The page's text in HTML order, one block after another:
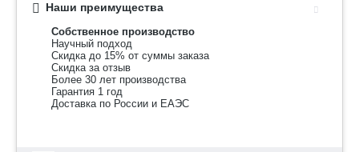
Наши преимущества
Собственное производство
Научный подход
Скидка до 15% от суммы заказа
Скидка за отзыв
Более 30 лет производства
Гарантия 1 год
Доставка по России и ЕАЭС